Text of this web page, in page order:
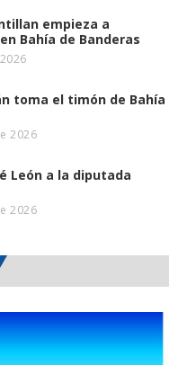
empieza a
Bahía de Banderas
toma el timón de Bahía
2026
León a la diputada
2026